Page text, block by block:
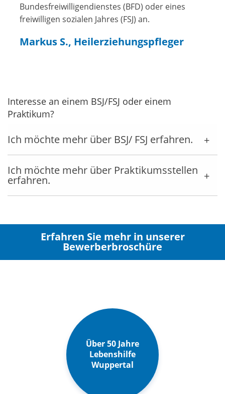
Bundesfreiwilligendienstes (BFD) oder eines
freiwilligen sozialen Jahres (FSJ) an.
Markus S., Heilerziehungspfleger
Interesse an einem BSJ/FSJ oder einem
Praktikum?
Ich möchte mehr über BSJ/ FSJ erfahren.
Ich möchte mehr über Praktikumsstellen
erfahren.
Erfahren Sie mehr in unserer
Bewerberbroschüre
Über 50 Jahre
Lebenshilfe
Wuppertal